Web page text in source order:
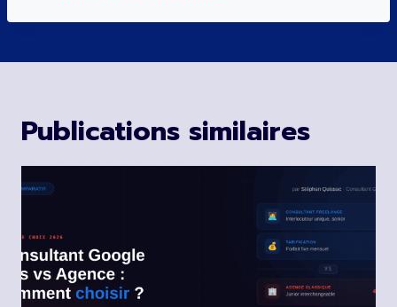
Publications similaires